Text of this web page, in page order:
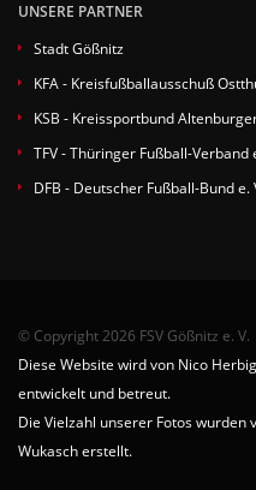
UNSERE PARTNER
Stadt Gößnitz
KFA - Kreisfußballausschuß
KSB - Kreissportbund
TFV - Thüringer Fußball-Verband
DFB - Deutscher Fußball-Bund e.
© Copyright 2026 FSV Gößnitz e. V.
Diese Website wird von Nico
entwickelt und betreut.
Die Vielzahl unserer Fotos
Wukasch erstellt.